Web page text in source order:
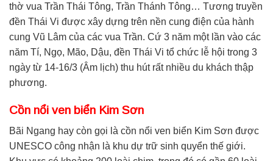
thờ vua Trần Thái Tông, Trần Thánh Tông… Tương truyền
đền Thái Vi được xây dựng trên nền cung điện của hành
cung Vũ Lâm của các vua Trần. Cứ 3 năm một lần vào các
năm Tí, Ngọ, Mão, Dậu, đền Thái Vi tổ chức lễ hội trong 3
ngày từ 14-16/3 (Âm lịch) thu hút rất nhiều du khách thập
phương.
Cồn nổi ven biển Kim Sơn
Bãi Ngang hay còn gọi là cồn nổi ven biển Kim Sơn được
UNESCO công nhận là khu dự trữ sinh quyển thế giới.